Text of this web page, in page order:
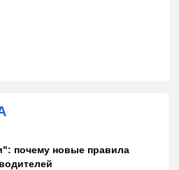
почему новые правила